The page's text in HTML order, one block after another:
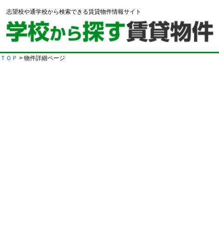
志望校や通学校から検索できる賃貸物件情報サイト
ＴＯＰ > 物件詳細ページ